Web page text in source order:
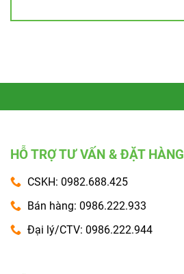
HỖ TRỢ TƯ VẤN & ĐẶT HÀNG
CSKH: 0982.688.425
Bán hàng: 0986.222.933
Đại lý/CTV: 0986.222.944